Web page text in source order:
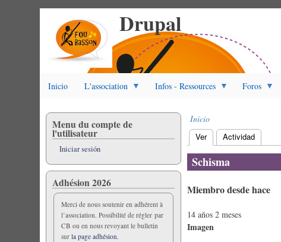
Drupal
Inicio L'association Infos - Ressources Foros
Sobrescribir
enlaces
de
ayuda
la
Inicio
Solapas
principales
Ver(solapa activa)
Actividad
Schisma
Miembro desde hace
14 años 2 meses
Imagen
Menu du compte de
l'utilisateur
Iniciar sesión
Adhésion 2026
Merci de nous soutenir en adhérent à
l’association. Possibilité de régler par
CB ou en nous revoyant le bulletin
surla page adhésion.